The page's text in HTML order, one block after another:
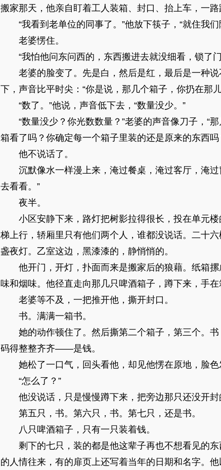
搬家那天，他亲自盯着工人装箱、封口、抬上车，一
“我看到老单位的同事了。”他放下筷子，“就住我
老婆愣住。
“我怕他问东问西的，东西搬进去就没细看，锁了
老婆的脸变了。先是白，然后是红，最后是一种
下，声音比平时尖：“你是说，那几个箱子，你扔在那
“数了。”他说，声音低下去，“数量没少。”
“数量没少？你光数数量？”老婆的声音像刀子，“
箱看了吗？你确定每一个箱子里装的还是原来的东西吗
他不说话了。
沉默像水一样漫上来，淹过餐桌，淹过客厅，淹
去看看。”
夜半。
小区安静下来，路灯把树影拉得很长，投在单元
梯上行，轿厢里只有他们两个人，谁都没说话。二十
盏夜灯。乙室这边，黑漆漆的，静悄悄的。
他开门，开灯，扑面而来是搬家后的狼藉。纸箱
味和烟味。他径直走向那几只啤酒箱子，蹲下来，手在
老婆等不及，一把推开他，撕开封口。
书。满满一箱书。
她的动作顿住了。然后撕第二个箱子，第三个。
码得整整齐齐——是钱。
她松了一口气，回头看他，却见他愣在原地，脸色
“怎么了？”
他没说话，只是慢慢蹲下来，把旁边那只还没开
第五只，书。第六只，书。第七只，还是书。
八只啤酒箱子，只有一只装着钱。
剩下的七只，装的都是他这辈子再也不想看见的
的人情往来，有的扉页上还写着当年的日期和名字。